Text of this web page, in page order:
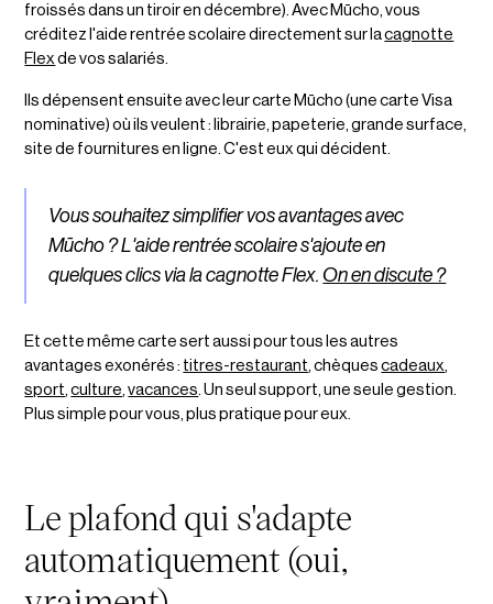
froissés dans un tiroir en décembre). Avec Mūcho, vous
créditez l'aide rentrée scolaire directement sur lacagnotte
Flex de vos salariés.
Ils dépensent ensuite avec leur carte Mūcho (une carte Visa
nominative) où ils veulent : librairie, papeterie, grande surface,
site de fournitures en ligne. C'est eux qui décident.
Vous souhaitez simplifier vos avantages avec
Mūcho ? L'aide rentrée scolaire s'ajoute en
quelques clics via la cagnotte Flex. On en discute ?
Et cette même carte sert aussi pour tous les autres
avantages exonérés : titres-restaurant , chèquescadeaux
sport ,culture ,vacances . Un seul support, une seule gestion.
Plus simple pour vous, plus pratique pour eux.
Le plafond qui s'adapte
automatiquement (oui,